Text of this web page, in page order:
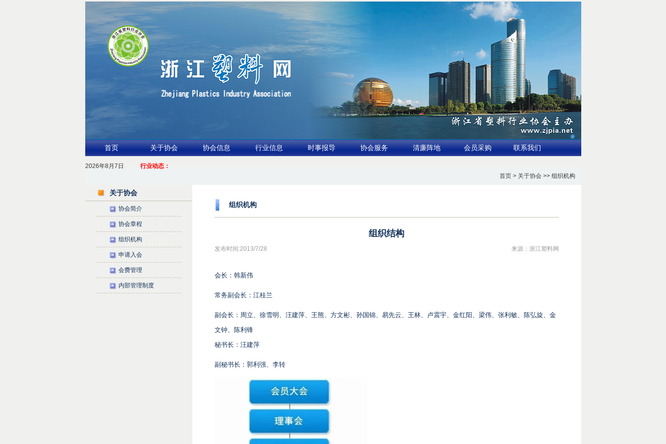
首页 关于协会 协会信息 行业信息 时事报导 协会服务 清廉阵地 会员采购 联系我们
2026年8月7日 行业动态：
1.聚力产业链 共启新征程
首页> 关于协会>> 组织机构
关于协会
协会简介
协会章程
组织机构
申请入会
会费管理
内部管理制度
组织机构
组织结构
发布时间:2013/7/28 来源：浙江塑料网
会长：韩新伟
常务副会长：江桂兰
副会长：周立、 徐雪明、 汪建萍、王熊、方文彬、 孙国锦、 易先云、王林、卢震宇、金红阳、梁伟、张利敏、陈弘旋、 金
文钟、 陈利锋
秘书长：汪建萍
副秘书长：郭利强、李转